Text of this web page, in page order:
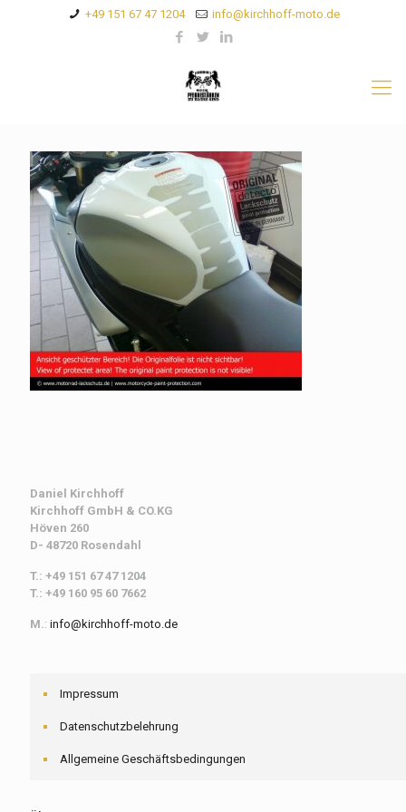
+49 151 67 47 1204 info@kirchhoff-moto.de
Daniel Kirchhoff
Kirchhoff GmbH & CO.KG
Höven 260
D- 48720 Rosendahl
T.: +49 151 67 47 1204
T.: +49 160 95 60 7662
M.: info@kirchhoff-moto.de
Impressum
Datenschutzbelehrung
Allgemeine Geschäftsbedingungen